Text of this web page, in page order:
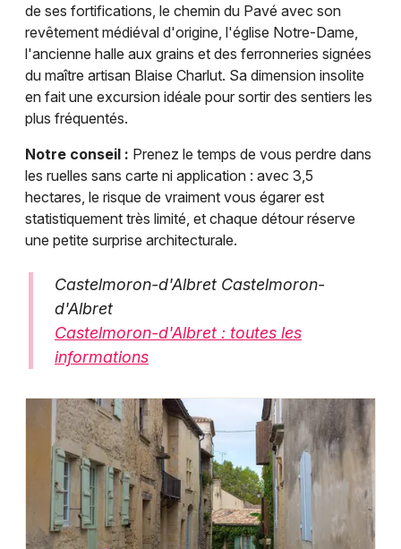
de ses fortifications, le chemin du Pavé avec son
revêtement médiéval d'origine, l'église Notre-Dame,
l'ancienne halle aux grains et des ferronneries signées
du maître artisan Blaise Charlut. Sa dimension insolite
en fait une excursion idéale pour sortir des sentiers les
plus fréquentés.
Notre conseil : Prenez le temps de vous perdre dans
les ruelles sans carte ni application : avec 3,5
hectares, le risque de vraiment vous égarer est
statistiquement très limité, et chaque détour réserve
une petite surprise architecturale.
Castelmoron-d'Albret Castelmoron-
d'Albret
Castelmoron-d'Albret : toutes les
informations